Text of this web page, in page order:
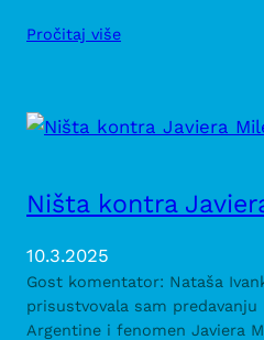
Pročitaj više
Ništa kontra
10.3.2025
Gost komentator: Nataša
prisustvovala sam
Argentine i fenomen Javiera